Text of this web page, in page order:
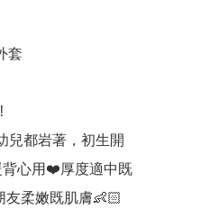
套
兒都岩著，初生開
背心用❤️厚度適中既
友柔嫩既肌膚👶🏻